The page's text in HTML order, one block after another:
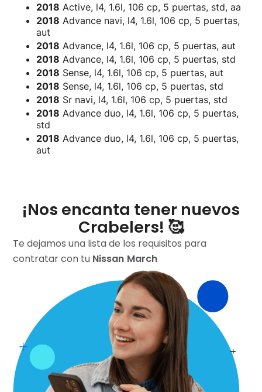
2018 Active, l4, 1.6l, 106 cp, 5 puertas, std, aa
2018 Advance navi, l4, 1.6l, 106 cp, 5 puertas,
aut
2018 Advance, l4, 1.6l, 106 cp, 5 puertas, aut
2018 Advance, l4, 1.6l, 106 cp, 5 puertas, std
2018 Sense, l4, 1.6l, 106 cp, 5 puertas, aut
2018 Sense, l4, 1.6l, 106 cp, 5 puertas, std
2018 Sr navi, l4, 1.6l, 106 cp, 5 puertas, std
2018 Advance duo, l4, 1.6l, 106 cp, 5 puertas,
std
2018 Advance duo, l4, 1.6l, 106 cp, 5 puertas,
aut
¡Nos encanta tener nuevos
Crabelers! 🥰
Te dejamos una lista de los requisitos para
contratar con tu Nissan March